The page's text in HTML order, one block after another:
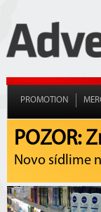
PROMOTION
POZOR:
Novo sídlime